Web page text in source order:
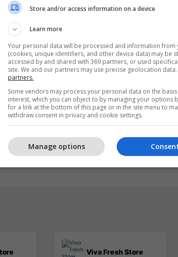
ma kjut najher vjen
në Burger King
King
Me ju në
Viva Fresh Store
Store and/or access information on a device
Learn more
Your personal data will be processed and information from
(cookies, unique identifiers, and other device data) may be
accessed by and shared with 369 partners, or used
site. We and our partners may use precise geolocation data.
partners.
Some vendors may process your personal data on the
interest, which you can object to by managing your options
for a link at the bottom of this page or in the site menu to
withdraw consent in privacy and cookie settings.
Manage options